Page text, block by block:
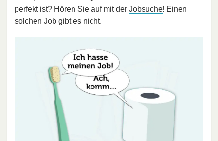
perfekt ist? Hören Sie auf mit der Jobsuche! Einen
solchen Job gibt es nicht.